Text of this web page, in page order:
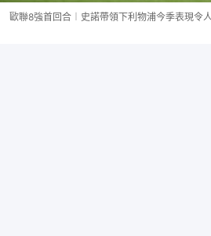
歐聯8強首回合︱史諾帶領下利物浦今季表現令